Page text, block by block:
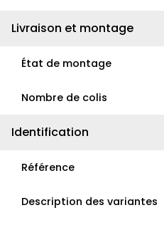
Livraison et montage
État de montage
Nombre de colis
Identification
Référence
Description des variantes